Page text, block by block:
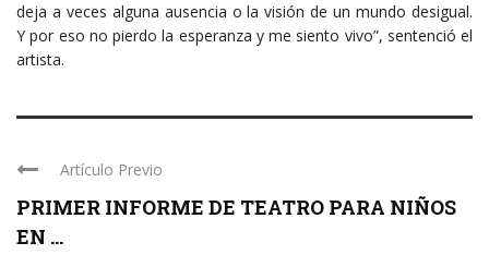
deja a veces alguna ausencia o la visión de un mundo desigual.
Y por eso no pierdo la esperanza y me siento vivo”, sentenció el
artista.
Artículo Previo
PRIMER INFORME DE TEATRO PARA NIÑOS
EN ...